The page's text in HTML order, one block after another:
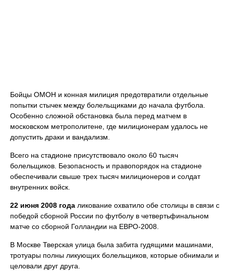
Бойцы ОМОН и конная милиция предотвратили отдельные
попытки стычек между болельщиками до начала футбола.
Особенно сложной обстановка была перед матчем в
московском метрополитене, где милиционерам удалось не
допустить драки и вандализм.
Всего на стадионе присутствовало около 60 тысяч
болельщиков. Безопасность и правопорядок на стадионе
обеспечивали свыше трех тысяч милиционеров и солдат
внутренних войск.
22 июня 2008 года ликование охватило обе столицы в связи с
победой сборной России по футболу в четвертьфинальном
матче со сборной Голландии на ЕВРО-2008.
В Москве Тверская улица была забита гудящими машинами,
тротуары полны ликующих болельщиков, которые обнимали и
целовали друг друга.